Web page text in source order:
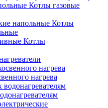
Котлы газовые
Котлы
Котлы
нагрева